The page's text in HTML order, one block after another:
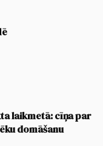
laikmetā: cīņa par
domāšanu